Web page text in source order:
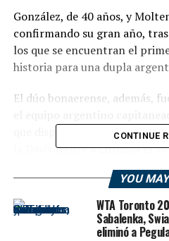
González, de 40 años, y
confirmando su gran año,
los que se encuentran el
historia para una dupla
El dúo bonaerense, además,
que disputará la serie de
la Davis frente a Lituania el
En otro encuentro disputado
instancia, el marplatense
con el español Marcel
francés Nicolas Mahut-Pierre
CONTINUE
YOU
WTA Toronto
Sabalenka,
eliminó a